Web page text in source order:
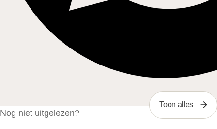
Nog niet uitgelezen?
Toon alles